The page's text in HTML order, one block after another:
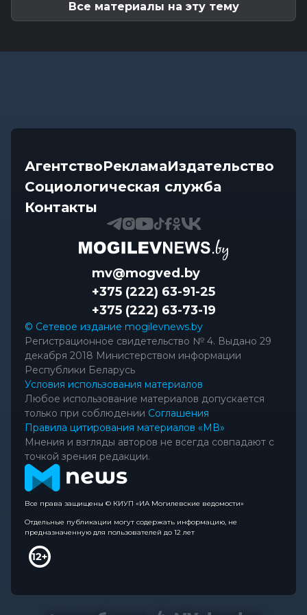
Все материалы на эту тему
АгентствоРекламаИздательство
Социологическая служба
Контакты
mv@mogved.by
+375 (222) 63-91-25
+375 (222) 63-73-19
© Сетевое издание mogilevnews.by
Регистрационное свидетельство № 4. Выдано 29
декабря 2018 Министерством информации
Республики Беларусь
Условия использования материалов
Любое использование материалов допускается
только при соблюдении Соглашения
Правила цитирования материалов «МВ»
Мнения и взгляды авторов не всегда совпадают с
точкой зрения редакции.
Все права защищены © КИУП «ИА Могилевские ведомости»
Отдельные публикации могут содержать информацию, не
предназначенную для пользователей до 12 лет